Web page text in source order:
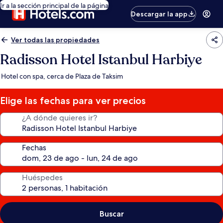
Ir a la sección principal de la página
Descargar la app
Ver todas las propiedades
Radisson Hotel Istanbul Harbiye
Hotel con spa, cerca de Plaza de Taksim
Elige las fechas para ver precios
¿A dónde quieres ir?
Fechas
Huéspedes
Buscar